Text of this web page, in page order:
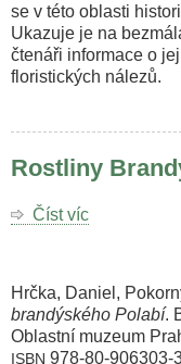
se v této oblasti
Ukazuje je na
čtenáři informace o
floristických nálezů.
Rostliny
Číst víc
Hrčka, Daniel,
brandýského Polabí.
Oblastní muzeum
ISBN 978-80-906303-